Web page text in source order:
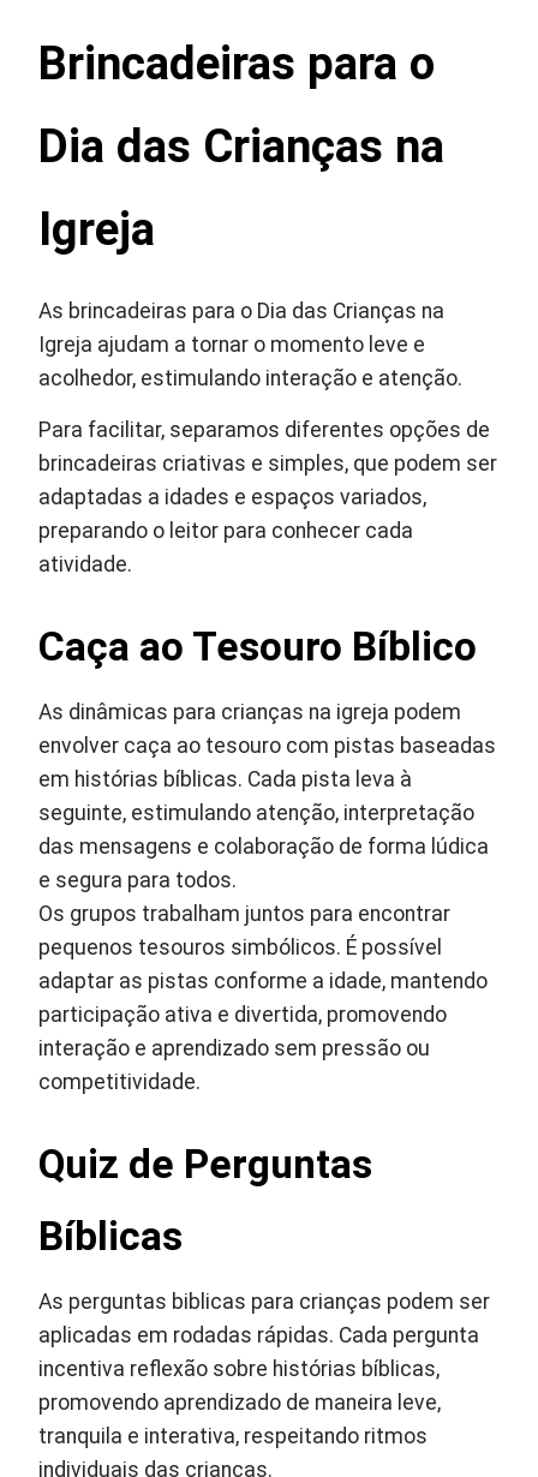
Brincadeiras para o
Dia das Crianças na
Igreja
As brincadeiras para o Dia das Crianças na
Igreja ajudam a tornar o momento leve e
acolhedor, estimulando interação e atenção.
Para facilitar, separamos diferentes opções de
brincadeiras criativas e simples, que podem ser
adaptadas a idades e espaços variados,
preparando o leitor para conhecer cada
atividade.
Caça ao Tesouro Bíblico
As dinâmicas para crianças na igreja podem
envolver caça ao tesouro com pistas baseadas
em histórias bíblicas. Cada pista leva à
seguinte, estimulando atenção, interpretação
das mensagens e colaboração de forma lúdica
e segura para todos.
Os grupos trabalham juntos para encontrar
pequenos tesouros simbólicos. É possível
adaptar as pistas conforme a idade, mantendo
participação ativa e divertida, promovendo
interação e aprendizado sem pressão ou
competitividade.
Quiz de Perguntas
Bíblicas
As perguntas biblicas para crianças podem ser
aplicadas em rodadas rápidas. Cada pergunta
incentiva reflexão sobre histórias bíblicas,
promovendo aprendizado de maneira leve,
tranquila e interativa, respeitando ritmos
individuais das crianças.